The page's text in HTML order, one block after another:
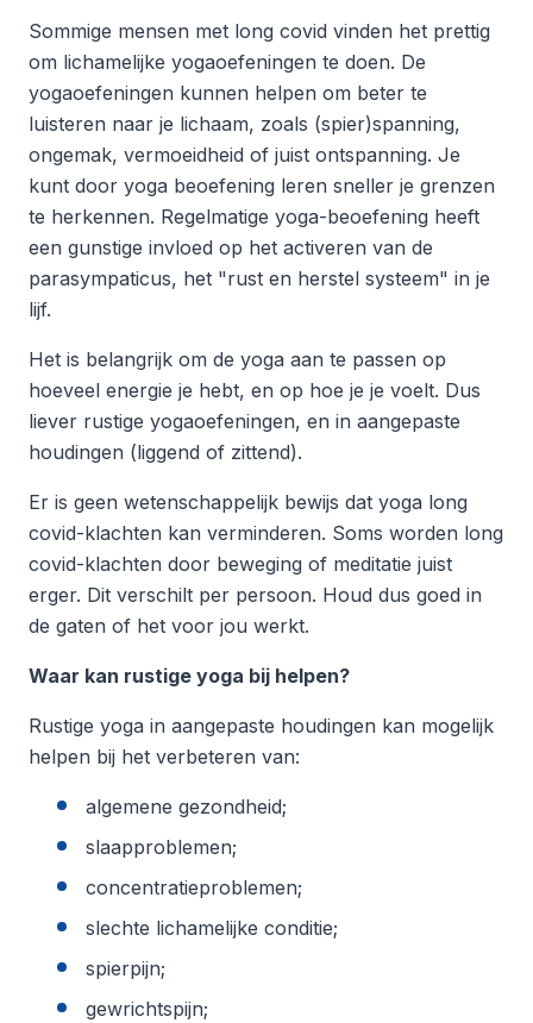
Sommige mensen met long covid vinden het prettig
om lichamelijke yogaoefeningen te doen. De
yogaoefeningen kunnen helpen om beter te
luisteren naar je lichaam, zoals (spier)spanning,
ongemak, vermoeidheid of juist ontspanning. Je
kunt door yoga beoefening leren sneller je grenzen
te herkennen. Regelmatige yoga-beoefening heeft
een gunstige invloed op het activeren van de
parasympaticus, het "rust en herstel systeem" in je
lijf.
Het is belangrijk om de yoga aan te passen op
hoeveel energie je hebt, en op hoe je je voelt. Dus
liever rustige yogaoefeningen, en in aangepaste
houdingen (liggend of zittend).
Er is geen wetenschappelijk bewijs dat yoga long
covid-klachten kan verminderen. Soms worden long
covid-klachten door beweging of meditatie juist
erger. Dit verschilt per persoon. Houd dus goed in
de gaten of het voor jou werkt.
Waar kan rustige yoga bij helpen?
Rustige yoga in aangepaste houdingen kan mogelijk
helpen bij het verbeteren van:
algemene gezondheid;
slaapproblemen;
concentratieproblemen;
slechte lichamelijke conditie;
spierpijn;
gewrichtspijn;